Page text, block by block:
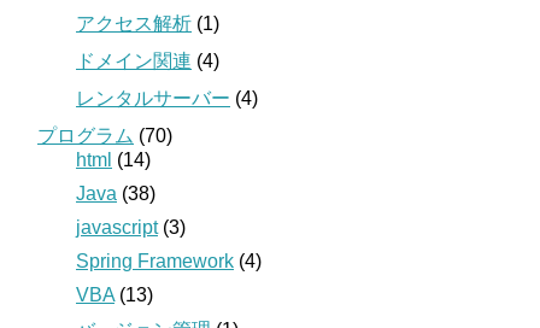
アクセス解析 (1)
ドメイン関連 (4)
レンタルサーバー (4)
プログラム (70)
html (14)
Java (38)
javascript(3)
Spring Framework (4)
VBA (13)